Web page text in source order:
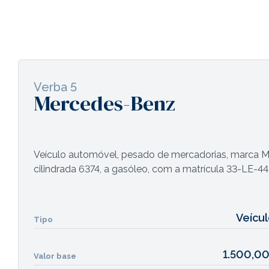
Verba 5
Mercedes-Benz
Veículo automóvel, pesado de mercadorias, marca
cilindrada 6374, a gasóleo, com a matrícula 33-LE-
Tipo
Valor base